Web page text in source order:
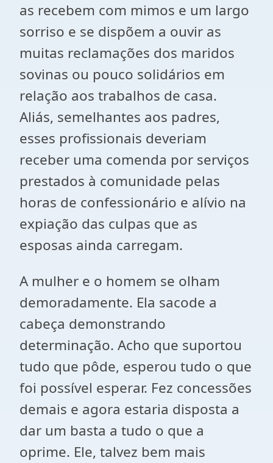
as recebem com mimos e um largo
sorriso e se dispõem a ouvir as
muitas reclamações dos maridos
sovinas ou pouco solidários em
relação aos trabalhos de casa.
Aliás, semelhantes aos padres,
esses profissionais deveriam
receber uma comenda por serviços
prestados à comunidade pelas
horas de confessionário e alívio na
expiação das culpas que as
esposas ainda carregam.
A mulher e o homem se olham
demoradamente. Ela sacode a
cabeça demonstrando
determinação. Acho que suportou
tudo que pôde, esperou tudo o que
foi possível esperar. Fez concessões
demais e agora estaria disposta a
dar um basta a tudo o que a
oprime. Ele, talvez bem mais